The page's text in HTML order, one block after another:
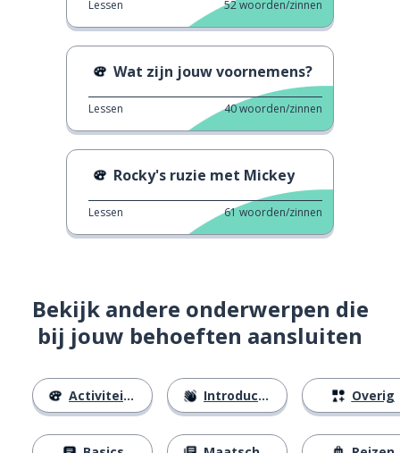
Lessen 52woorden/zinnen
Wat zijn jouw voornemens?
Lessen 40woorden/zinnen
Rocky's ruzie met Mickey
Lessen 61woorden/zinnen
Bekijk andere onderwerpen die
bij jouw behoeften aansluiten
Activiteiten Introducties Overig